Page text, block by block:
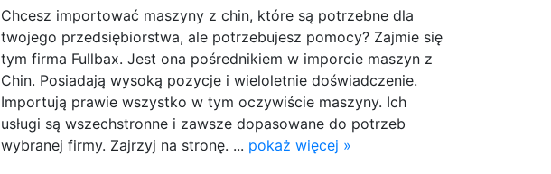
Chcesz importować maszyny z chin, które są potrzebne dla
twojego przedsiębiorstwa, ale potrzebujesz pomocy? Zajmie się
tym firma Fullbax. Jest ona pośrednikiem w imporcie maszyn z
Chin. Posiadają wysoką pozycje i wieloletnie doświadczenie.
Importują prawie wszystko w tym oczywiście maszyny. Ich
usługi są wszechstronne i zawsze dopasowane do potrzeb
wybranej firmy. Zajrzyj na stronę. ... pokaż więcej »